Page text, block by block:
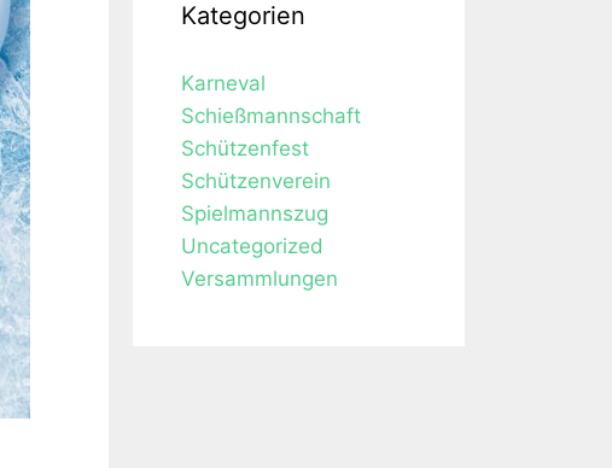
Kategorien
Karneval
Schießmannschaft
Schützenfest
Schützenverein
Spielmannszug
Uncategorized
Versammlungen